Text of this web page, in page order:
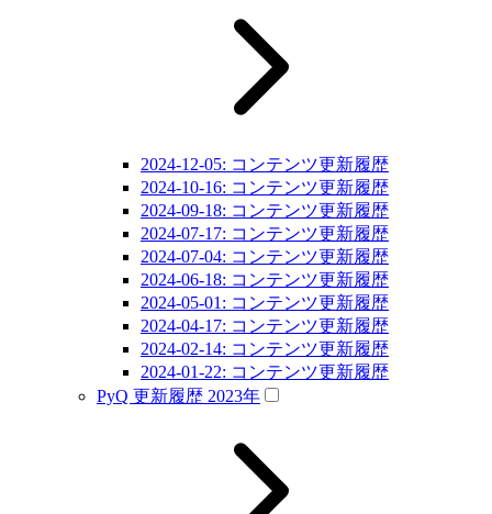
2024-12-05: コンテンツ更新履歴
2024-10-16: コンテンツ更新履歴
2024-09-18: コンテンツ更新履歴
2024-07-17: コンテンツ更新履歴
2024-07-04: コンテンツ更新履歴
2024-06-18: コンテンツ更新履歴
2024-05-01: コンテンツ更新履歴
2024-04-17: コンテンツ更新履歴
2024-02-14: コンテンツ更新履歴
2024-01-22: コンテンツ更新履歴
PyQ 更新履歴 2023年